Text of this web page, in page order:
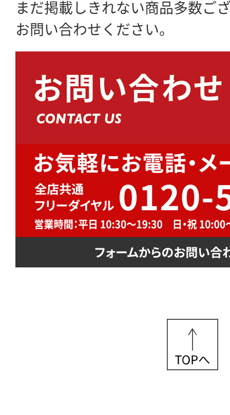
まだ掲載しきれない商品多数ご
お問い合わせください。